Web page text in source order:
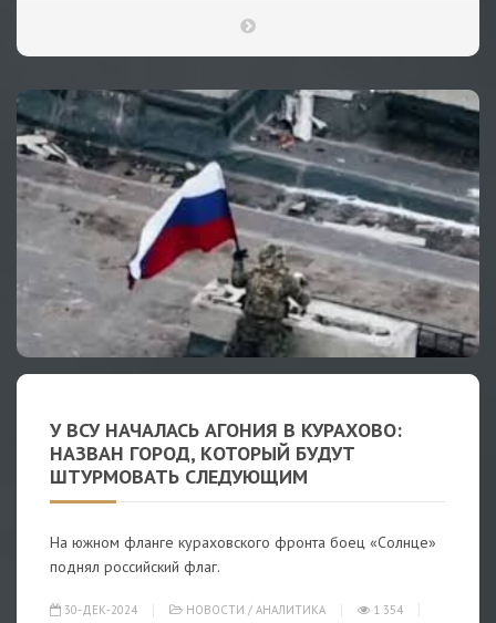
У ВСУ НАЧАЛАСЬ АГОНИЯ В КУРАХОВО:
НАЗВАН ГОРОД, КОТОРЫЙ БУДУТ
ШТУРМОВАТЬ СЛЕДУЮЩИМ
На южном фланге кураховского фронта боец «Солнце»
поднял российский флаг.
30-ДЕК-2024 НОВОСТИ / АНАЛИТИКА 1 354